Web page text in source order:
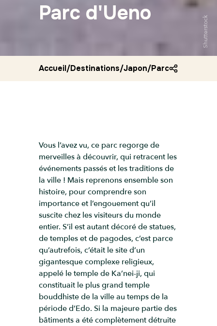
Parc d'Ueno
Shutterstock
Accueil/Destinations/Japon/Parc d ueno
Vous l’avez vu, ce parc regorge de
merveilles à découvrir, qui retracent les
événements passés et les traditions de
la ville ! Mais reprenons ensemble son
histoire, pour comprendre son
importance et l’engouement qu’il
suscite chez les visiteurs du monde
entier. S’il est autant décoré de statues,
de temples et de pagodes, c’est parce
qu’autrefois, c’était le site d’un
gigantesque complexe religieux,
appelé le temple de Ka’nei-ji, qui
constituait le plus grand temple
bouddhiste de la ville au temps de la
période d’Edo. Si la majeure partie des
bâtiments a été complètement détruite